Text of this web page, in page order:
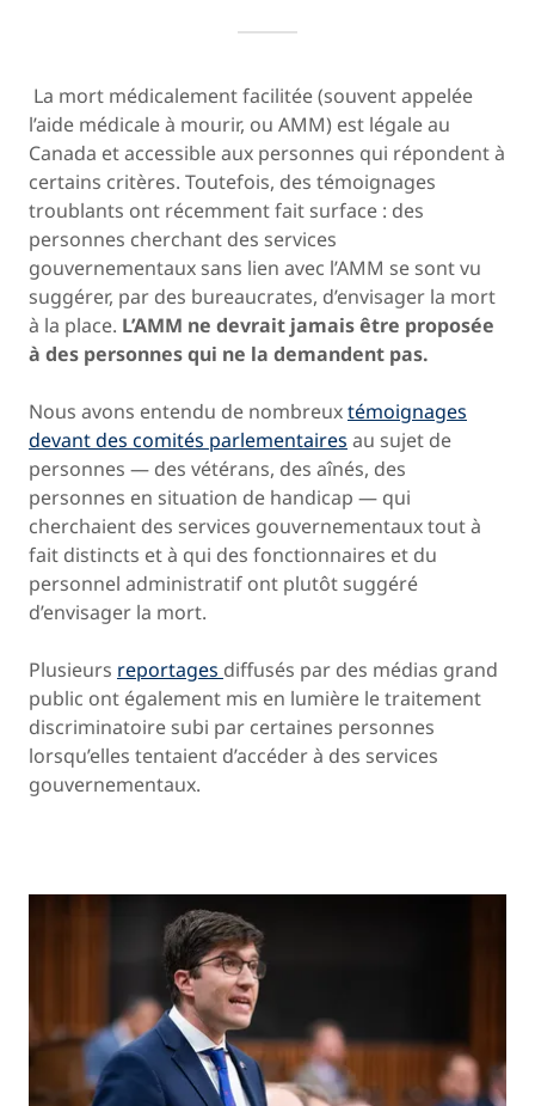
La mort médicalement facilitée (souvent appelée
l’aide médicale à mourir, ou AMM) est légale au
Canada et accessible aux personnes qui répondent à
certains critères. Toutefois, des témoignages
troublants ont récemment fait surface : des
personnes cherchant des services
gouvernementaux sans lien avec l’AMM se sont vu
suggérer, par des bureaucrates, d’envisager la mort
à la place. L’AMM ne devrait jamais être proposée
à des personnes qui ne la demandent pas.
Nous avons entendu de nombreuxtémoignages
devant des comités parlementaires au sujet de
personnes — des vétérans, des aînés, des
personnes en situation de handicap — qui
cherchaient des services gouvernementaux tout à
fait distincts et à qui des fonctionnaires et du
personnel administratif ont plutôt suggéré
d’envisager la mort.
Plusieurs reportages diffusés par des médias grand
public ont également mis en lumière le traitement
discriminatoire subi par certaines personnes
lorsqu’elles tentaient d’accéder à des services
gouvernementaux.